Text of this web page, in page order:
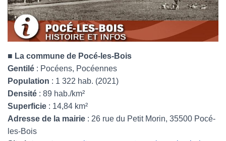
■ La commune de Pocé-les-Bois
Gentilé : Pocéens, Pocéennes
Population : 1 322 hab. (2021)
Densité : 89 hab./km²
Superficie : 14,84 km²
Adresse de la mairie : 26 rue du Petit Morin, 35500 Pocé-
les-Bois